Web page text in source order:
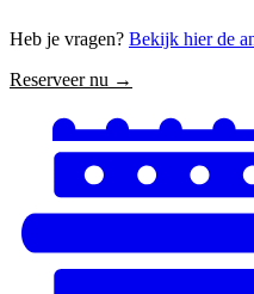
Heb je vragen? Bekijk hier de
Reserveer nu →